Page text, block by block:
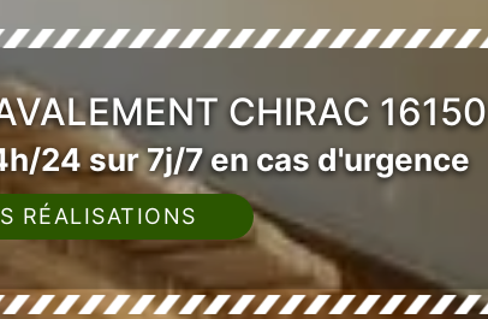
CHIRAC 16150
24 sur 7j/7 en cas d'urgence
RÉALISATIONS